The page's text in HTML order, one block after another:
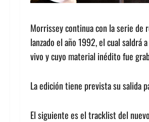
Morrissey continua con la serie de
lanzado el año 1992, el cual saldrá
vivo y cuyo material inédito fue
La edición tiene prevista su salida
El siguiente es el tracklist del